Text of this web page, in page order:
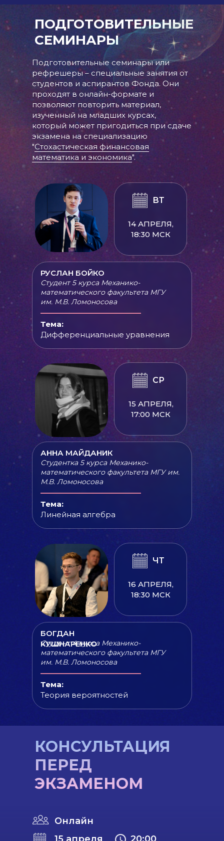
ПОДГОТОВИТЕЛЬНЫЕ
СЕМИНАРЫ
Подготовительные семинары или
рефрешеры – специальные занятия от
студентов и аспирантов Фонда. Они
проходят в онлайн-формате и
позволяют повторить материал,
изученный на младших курсах,
который может пригодиться при сдаче
экзамена на специализацию
"Стохастическая финансовая
математика и экономика".
Тема:
Дифференциальные уравнения
РУСЛАН БОЙКО
Студент 5 курса Механико-
математического факультета МГУ
им. М.В. Ломоносова
14 АПРЕЛЯ,
18:30 МСК
ВТ
Тема:
Линейная алгебра
АННА МАЙДАНИК
15 АПРЕЛЯ,
17:00 МСК
СР
Студентка 5 курса Механико-
математического факультета МГУ им.
М.В. Ломоносова
БОГДАН
КУШНАРЕНКО
Студент 4 курса Механико-
математического факультета МГУ
им. М.В. Ломоносова
16 АПРЕЛЯ,
18:30 МСК
ЧТ
Тема:
Теория вероятностей
КОНСУЛЬТАЦИЯ
ПЕРЕД
ЭКЗАМЕНОМ
Онлайн